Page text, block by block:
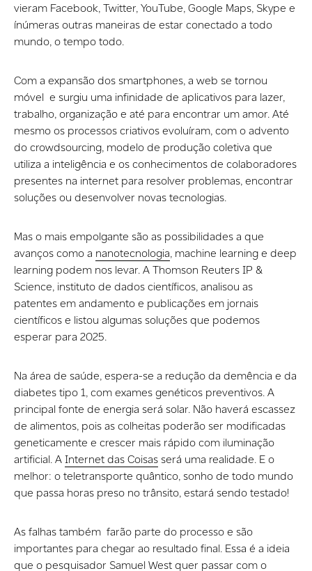
vieram Facebook, Twitter, YouTube, Google Maps, Skype e
ínúmeras outras maneiras de estar conectado a todo
mundo, o tempo todo.
Com a expansão dos smartphones, a web se tornou
móvel e surgiu uma infinidade de aplicativos para lazer,
trabalho, organização e até para encontrar um amor. Até
mesmo os processos criativos evoluíram, com o advento
do crowdsourcing, modelo de produção coletiva que
utiliza a inteligência e os conhecimentos de colaboradores
presentes na internet para resolver problemas, encontrar
soluções ou desenvolver novas tecnologias.
Mas o mais empolgante são as possibilidades a que
avanços como a nanotecnologia, machine learning e deep
learning podem nos levar. A Thomson Reuters IP &
Science, instituto de dados científicos, analisou as
patentes em andamento e publicações em jornais
científicos e listou algumas soluções que podemos
esperar para 2025.
Na área de saúde, espera-se a redução da demência e da
diabetes tipo 1, com exames genéticos preventivos. A
principal fonte de energia será solar. Não haverá escassez
de alimentos, pois as colheitas poderão ser modificadas
geneticamente e crescer mais rápido com iluminação
artificial. AInternet das Coisas será uma realidade. E o
melhor: o teletransporte quântico, sonho de todo mundo
que passa horas preso no trânsito, estará sendo testado!
As falhas também farão parte do processo e são
importantes para chegar ao resultado final. Essa é a ideia
que o pesquisador Samuel West quer passar com o